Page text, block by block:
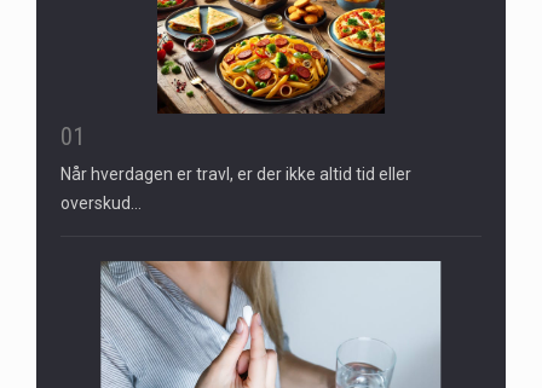
01
Når hverdagen er travl, er der ikke altid tid eller
overskud…